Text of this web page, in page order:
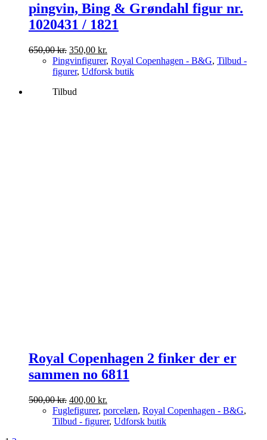
pingvin, Bing & Grøndahl figur nr.
1020431 / 1821
650,00kr. Den
oprindelige
pris
650,00 kr..
350,00 kr.
aktuelle
pris
Pingvinfigurer, Royal Copenhagen - B&G, Tilbud -
figurer, Udforsk butik
Tilbud
Royal Copenhagen 2 finker der er
sammen no 6811
500,00kr. Den
oprindelige
pris
400,00 kr.
aktuelle
pris
Fuglefigurer, porcelæn, Royal Copenhagen - B&G,
Tilbud - figurer, Udforsk butik